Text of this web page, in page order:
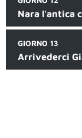
Nara l'antica
GIORNO 13
Arrivederci